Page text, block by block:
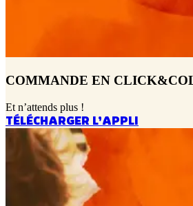
COMMANDE EN
Et n’attends plus !
TÉLÉCHARGER L’APPLI